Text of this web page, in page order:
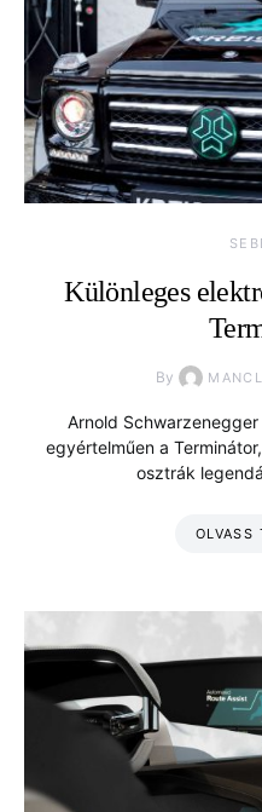
Különleges
By
Arnold
egyértelműen a
osztrák
OLVASS